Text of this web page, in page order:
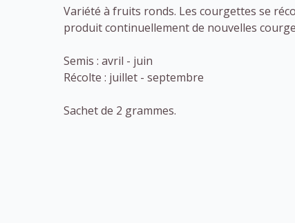
Variété à fruits ronds. Les courgettes se
produit continuellement de nouvelles
Semis : avril - juin
Récolte : juillet - septembre
Sachet de 2 grammes.